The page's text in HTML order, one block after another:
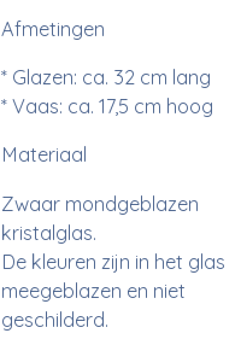
Afmetingen
* Glazen: ca. 32 cm lang
* Vaas: ca. 17,5 cm hoog
Materiaal
Zwaar mondgeblazen
kristalglas.
De kleuren zijn in het glas
meegeblazen en niet
geschilderd.